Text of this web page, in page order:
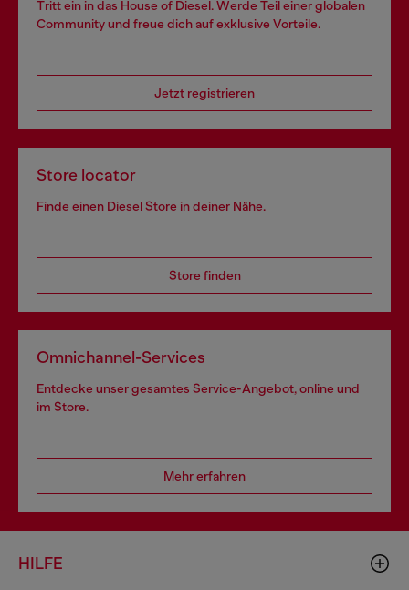
Tritt ein in das House of Diesel. Werde Teil einer globalen
Community und freue dich auf exklusive Vorteile.
Jetzt registrieren
Store locator
Finde einen Diesel Store in deiner Nähe.
Store finden
Omnichannel-Services
Entdecke unser gesamtes Service-Angebot, online und
im Store.
Mehr erfahren
HILFE